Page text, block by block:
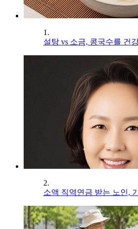
1.
설탕 vs 소금, 콩국수를 건
2.
소액 직역연금 받는 노인,